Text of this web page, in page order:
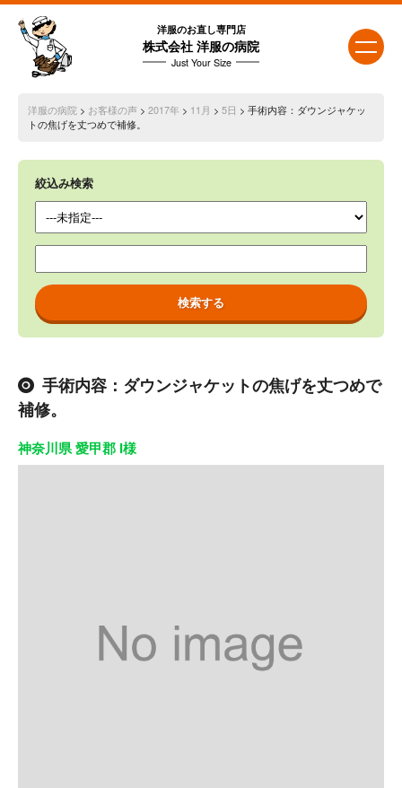
洋服のお直し専門店
株式会社 洋服の病院
Just Your Size
洋服の病院 > お客様の声> 2017年 > 11月 > 5日 > 手術内容：ダウンジャケッ
トの焦げを丈つめで補修。
絞込み検索
手術内容：ダウンジャケットの焦げを丈つめで
補修。
神奈川県 愛甲郡 I様